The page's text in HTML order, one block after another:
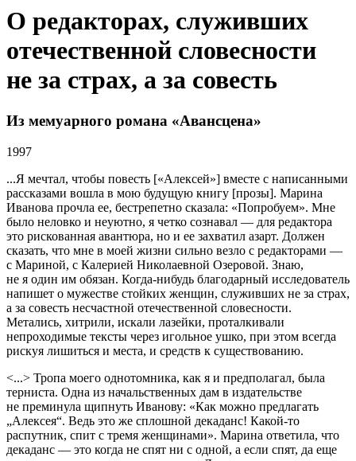
О редакторах, служивших
отечественной словесности
не за страх, а за совесть
Из мемуарного романа «Авансцена»
1997
...Я мечтал, чтобы повесть [«Алексей»] вместе с написанными
рассказами вошла в мою будущую книгу [прозы]. Марина
Иванова прочла ее, бестрепетно сказала: «Попробуем». Мне
было неловко и неуютно, я четко сознавал — для редактора
это рискованная авантюра, но и ее захватил азарт. Должен
сказать, что мне в моей жизни сильно везло с редакторами —
с Мариной, с Калерией Николаевной Озеровой. Знаю,
не я один им обязан. Когда-нибудь благодарный исследователь
напишет о мужестве стойких женщин, служивших не за страх,
а за совесть несчастной отечественной словесности.
Метались, хитрили, искали лазейки, проталкивали
непроходимые тексты через игольное ушко, при этом всегда
рискуя лишиться и места, и средств к существованию.
<...> Тропа моего однотомника, как я и предполагал, была
терниста. Одна из начальственных дам в издательстве
не преминула щипнуть Иванову: «Как можно предлагать
„Алексея“. Ведь это же сплошной декаданс! Какой-то
распутник, спит с тремя женщинами». Марина ответила, что
декаданс — это когда не спят ни с одной, а если спят, да еще